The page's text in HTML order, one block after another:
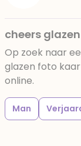
cheers
Op zoek naar
glazen foto
online.
Man